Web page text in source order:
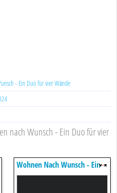
- Ein Duo für vier Wände
nach Wunsch - Ein Duo für vier
Wohnen Nach Wunsch - Ein
Duo Für Vier Wände